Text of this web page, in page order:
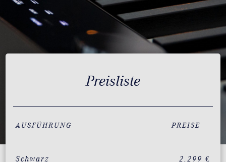
Preisliste
AUSFÜHRUNG PREISE
Schwarz 2.299 €